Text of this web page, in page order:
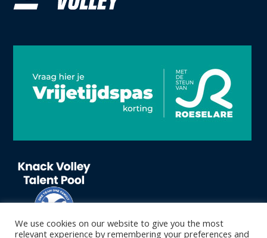
We use cookies on our website to give you the most
relevant experience by remembering your preferences and